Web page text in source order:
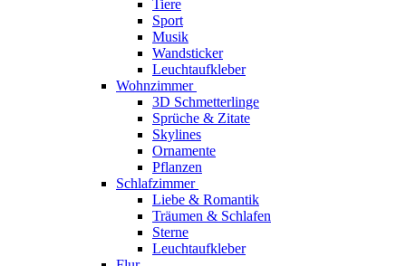
Tiere
Sport
Musik
Wandsticker
Leuchtaufkleber
Wohnzimmer
3D Schmetterlinge
Sprüche & Zitate
Skylines
Ornamente
Pflanzen
Schlafzimmer
Liebe & Romantik
Träumen & Schlafen
Sterne
Leuchtaufkleber